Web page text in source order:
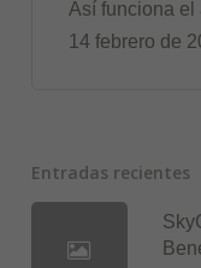
Así funciona el
14 febrero de
Entradas recientes